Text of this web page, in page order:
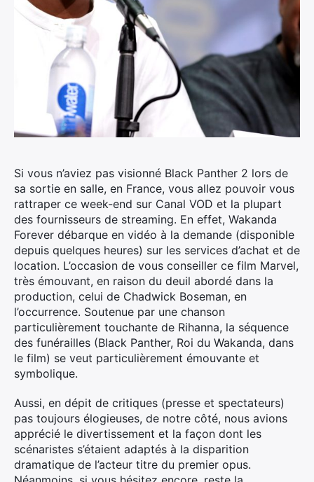
Si vous n’aviez pas visionné Black Panther 2 lors de
sa sortie en salle, en France, vous allez pouvoir vous
rattraper ce week-end sur Canal VOD et la plupart
des fournisseurs de streaming. En effet, Wakanda
Forever débarque en vidéo à la demande (disponible
depuis quelques heures) sur les services d’achat et de
location. L’occasion de vous conseiller ce film Marvel,
très émouvant, en raison du deuil abordé dans la
production, celui de Chadwick Boseman, en
l’occurrence. Soutenue par une chanson
particulièrement touchante de Rihanna, la séquence
des funérailles (Black Panther, Roi du Wakanda, dans
le film) se veut particulièrement émouvante et
symbolique.
Aussi, en dépit de critiques (presse et spectateurs)
pas toujours élogieuses, de notre côté, nous avions
apprécié le divertissement et la façon dont les
scénaristes s’étaient adaptés à la disparition
dramatique de l’acteur titre du premier opus.